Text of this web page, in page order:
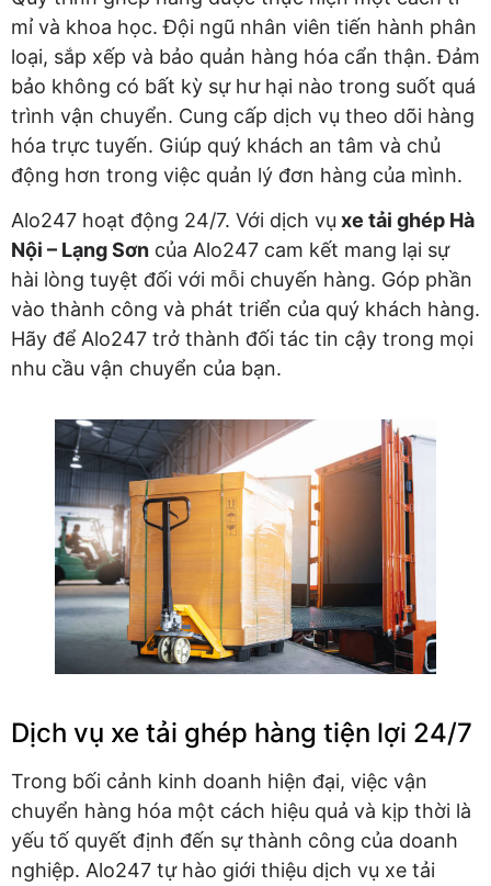
mỉ và khoa học. Đội ngũ nhân viên tiến hành phân
loại, sắp xếp và bảo quản hàng hóa cẩn thận. Đảm
bảo không có bất kỳ sự hư hại nào trong suốt quá
trình vận chuyển. Cung cấp dịch vụ theo dõi hàng
hóa trực tuyến. Giúp quý khách an tâm và chủ
động hơn trong việc quản lý đơn hàng của mình.
Alo247 hoạt động 24/7. Với dịch vụ xe tải ghép Hà
Nội – Lạng Sơn của Alo247 cam kết mang lại sự
hài lòng tuyệt đối với mỗi chuyến hàng. Góp phần
vào thành công và phát triển của quý khách hàng.
Hãy để Alo247 trở thành đối tác tin cậy trong mọi
nhu cầu vận chuyển của bạn.
Dịch vụ xe tải ghép hàng tiện lợi 24/7
Trong bối cảnh kinh doanh hiện đại, việc vận
chuyển hàng hóa một cách hiệu quả và kịp thời là
yếu tố quyết định đến sự thành công của doanh
nghiệp. Alo247 tự hào giới thiệu dịch vụ xe tải